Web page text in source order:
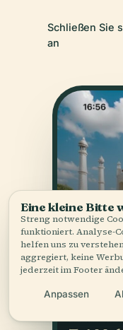
Schließen Sie
an
Eine kleine Bitte
Streng notwendige
funktioniert. Analyse-
helfen uns zu
aggregiert, keine
jederzeit im Footer
Anpassen